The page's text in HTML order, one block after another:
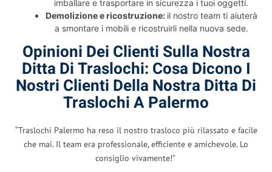
imballare e trasportare in sicurezza i tuoi oggetti.
Demolizione e ricostruzione: il nostro team ti aiuterà
a smontare i mobili e ricostruirli nella nuova sede.
Opinioni Dei Clienti Sulla Nostra
Ditta Di Traslochi: Cosa Dicono I
Nostri Clienti Della Nostra Ditta Di
Traslochi A Palermo
“Traslochi Palermo ha reso il nostro trasloco più rilassato e facile
che mai. Il team era professionale, efficiente e amichevole. Lo
consiglio vivamente!”